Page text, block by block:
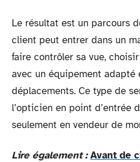
Le résultat est un parcours
client peut entrer dans un
faire contrôler sa vue,
avec un équipement adapté
déplacements. Ce type de
l’opticien en point d’entrée
seulement en vendeur de
Lire également : Avant de